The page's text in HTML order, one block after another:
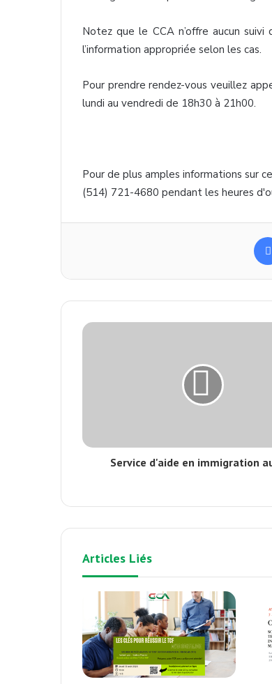
Notez que le CCA n’offre aucun suivi
l’information appropriée selon les cas.
Pour prendre rendez-vous veuillez
lundi au vendredi de 18h30 à 21h00.
Pour de plus amples informations sur ce
(514) 721-4680 pendant les heures
Service d'aide en immigration au
Articles Liés